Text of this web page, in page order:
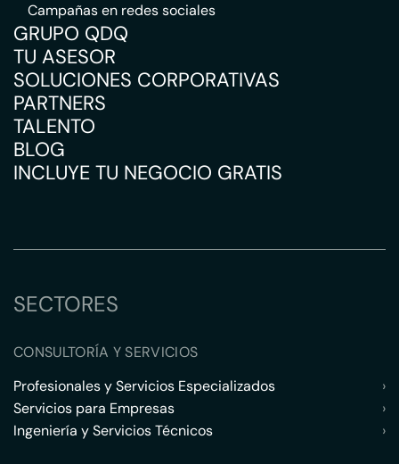
Campañas en redes sociales
GRUPO QDQ
TU ASESOR
SOLUCIONES CORPORATIVAS
PARTNERS
TALENTO
BLOG
INCLUYE TU NEGOCIO GRATIS
SECTORES
CONSULTORÍA Y SERVICIOS
Profesionales y Servicios Especializados
›
Servicios para Empresas
›
Ingeniería y Servicios Técnicos
›